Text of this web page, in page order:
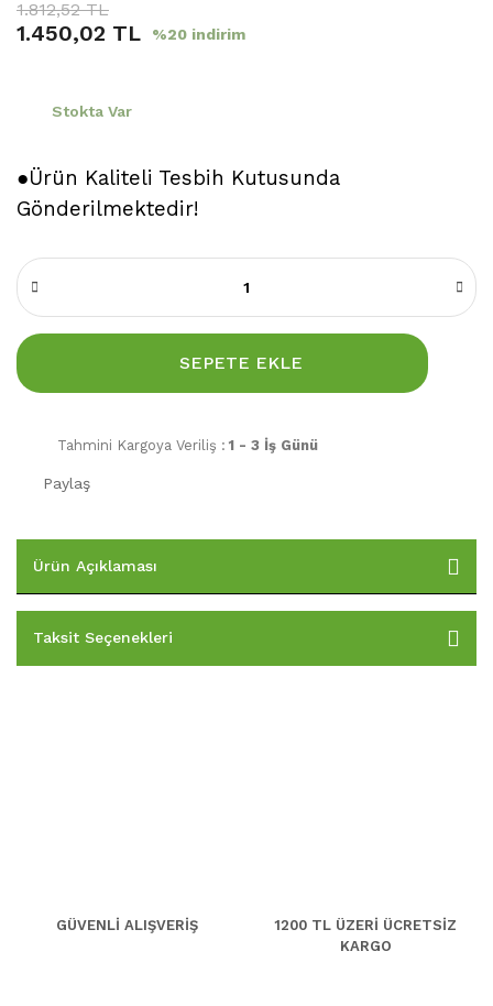
1.812,52 TL
1.450,02 TL %20 indirim
Stokta Var
●Ürün Kaliteli Tesbih Kutusunda
Gönderilmektedir!
SEPETE EKLE
Tahmini Kargoya Veriliş : 1 - 3 İş Günü
Paylaş
Ürün Açıklaması
Taksit Seçenekleri
GÜVENLİ ALIŞVERİŞ
1200 TL ÜZERİ ÜCRETSİZ
KARGO